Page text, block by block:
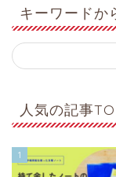
キーワードか
人気の記事
1